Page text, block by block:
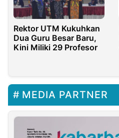
Rektor UTM Kukuhkan
Dua Guru Besar Baru,
Kini Miliki 29 Profesor
MEDIA PARTNER